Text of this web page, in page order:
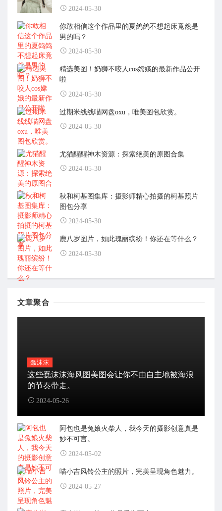
2024-05-30
你敢相信这个作品里的夏鸽鸽不想起床竟然是
男的吗？
2024-05-30
精选美图！奶狮不咬人cos嫦娥的最新作品公开
啦
2024-05-30
过期米线线喵网盘oxu，唯美图包欣赏。
2024-05-30
尤猫醒醒神木资源：探索绝美的原图合集
2024-05-30
秋和柯基图集库：摄影师精心拍摄的柯基照片
图包分享
2024-05-30
鹿八岁图片，如此瑰丽缤纷！你还在等什么？
2024-05-30
文章聚合
蠢沫沫
这些蠢沫沫海风图美图会让你不由自主地被海浪
的节奏带走。
2024-05-26
阿包也是兔娘火柴人，我今天的摄影创意真是
妙不可言。
2024-05-02
喵小吉风铃公主的照片，完美呈现角色魅力。
2024-05-27